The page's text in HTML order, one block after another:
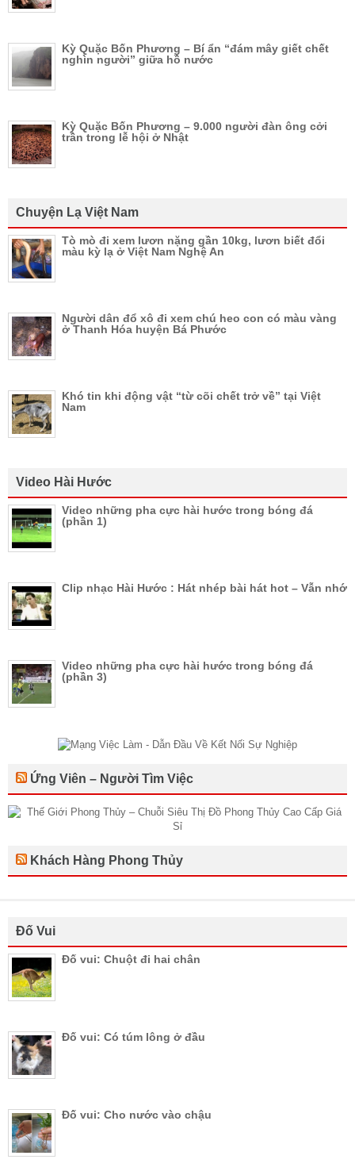
Kỳ Quặc Bốn Phương – Bí ẩn “đám mây giết chết
nghìn người” giữa hồ nước
Kỳ Quặc Bốn Phương – 9.000 người đàn ông cởi
trần trong lễ hội ở Nhật
Chuyện Lạ Việt Nam
Tò mò đi xem lươn nặng gần 10kg, lươn biết đổi
màu kỳ lạ ở Việt Nam Nghệ An
Người dân đổ xô đi xem chú heo con có màu vàng
ở Thanh Hóa huyện Bá Phước
Khó tin khi động vật “từ cõi chết trở về” tại Việt
Nam
Video Hài Hước
Video những pha cực hài hước trong bóng đá
(phần 1)
Clip nhạc Hài Hước : Hát nhép bài hát hot – Vẫn nhớ
Video những pha cực hài hước trong bóng đá
(phần 3)
Ứng Viên – Người Tìm Việc
Khách Hàng Phong Thủy
Đố Vui
Đố vui: Chuột đi hai chân
Đố vui: Có túm lông ở đầu
Đố vui: Cho nước vào chậu